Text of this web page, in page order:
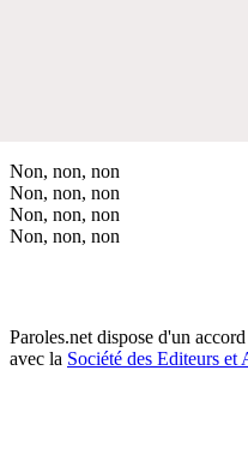
Non, non, non
Non, non, non
Non, non, non
Non, non, non
Paroles.net dispose d'un
avec la Société des Editeurs et